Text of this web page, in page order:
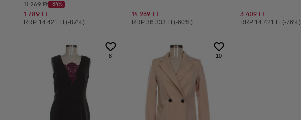
Kezdő ár:
11 269 Ft
Discount Price:
-84%
Csökkentett ár:
1 789 Ft
Ajánlott ár:
RRP 14 421 Ft (-87%)
14 269 Ft
Ajánlott ár:
RRP36 333 Ft (-60%)
3 409 Ft
Ajánlott ár:
RRP 14 421 Ft (-76%)
8 10